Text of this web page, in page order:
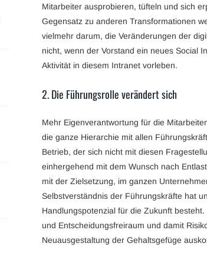
Mitarbeiter ausprobieren, tüfteln und sich
Gegensatz zu anderen Transformationen
vielmehr darum, die Veränderungen der
nicht, wenn der Vorstand ein neues Social
Aktivität in diesem Intranet vorleben.
2. Die Führungsrolle verändert sich
Mehr Eigenverantwortung für die
die ganze Hierarchie mit allen
Betrieb, der sich nicht mit diesen
einhergehend mit dem Wunsch nach
mit der Zielsetzung, im ganzen
Selbstverständnis der Führungskräfte hat
Handlungspotenzial für die Zukunft
und Entscheidungsfreiraum und damit
Neuausgestaltung der Gehaltsgefüge